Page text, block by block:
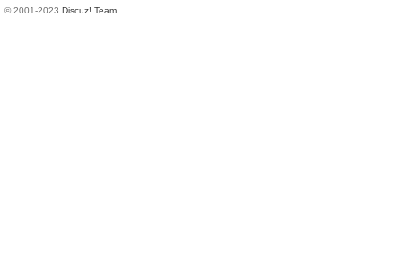
© 2001-2023 Discuz! Team